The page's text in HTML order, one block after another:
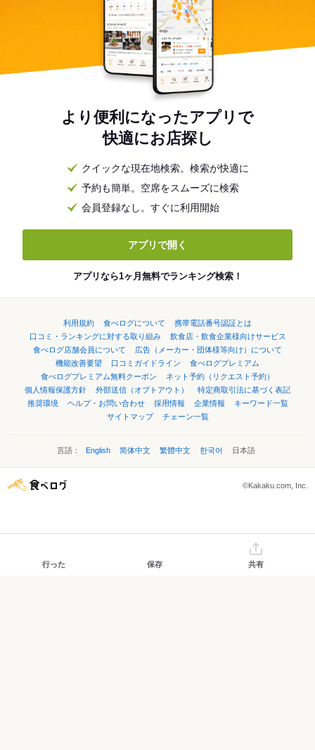
より便利になったアプリで
快適にお店探し
クイックな現在地検索。検索が快適に
予約も簡単。空席をスムーズに検索
会員登録なし。すぐに利用開始
アプリで開く
アプリなら1ヶ月無料でランキング検索！
利用規約 食べログについて
携帯電話番号認証とは
口コミ・ランキングに対する取り組み
飲食店・飲食企業様向けサービス
食べログ店舗会員について
広告（メーカー・団体様等向け）について
機能改善要望
口コミガイドライン
食べログプレミアム
食べログプレミアム無料クーポン
ネット予約（リクエスト予約）
個人情報保護方針
外部送信（オプトアウト）
特定商取引法に基づく表記
推奨環境
ヘルプ・お問い合わせ 採用情報 企業情報
キーワード一覧
サイトマップ
チェーン一覧
言語： English 简体中文 繁體中文 한국어 日本語
©Kakaku.com, Inc.
行った 保存 共有